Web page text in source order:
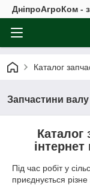
ДніпроАгроКом -
Каталог
Запчастини
Під час робіт у
приєднується